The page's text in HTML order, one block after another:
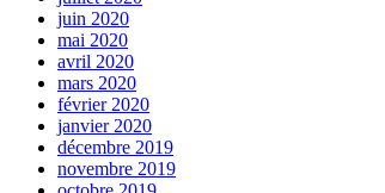
juin 2020
mai 2020
avril 2020
mars 2020
février 2020
janvier 2020
décembre 2019
novembre 2019